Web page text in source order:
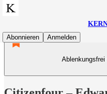
Abonnieren
Anmelden